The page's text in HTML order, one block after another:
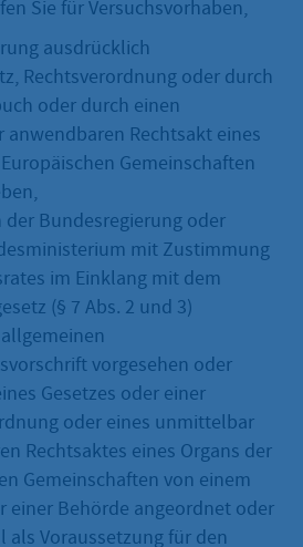
Sie für Versuchsvorhaben,
ausdrücklich
Rechtsverordnung oder durch
oder durch einen
Rechtsakt eines
Gemeinschaften
der Bundesregierung oder
mit Zustimmung
im Einklang mit dem
(§ 7 Abs. 2 und 3)
vorgesehen oder
Gesetzes oder einer
oder eines unmittelbar
Rechtsaktes eines Organs der
Gemeinschaften von einem
einer Behörde angeordnet oder
als Voraussetzung für den